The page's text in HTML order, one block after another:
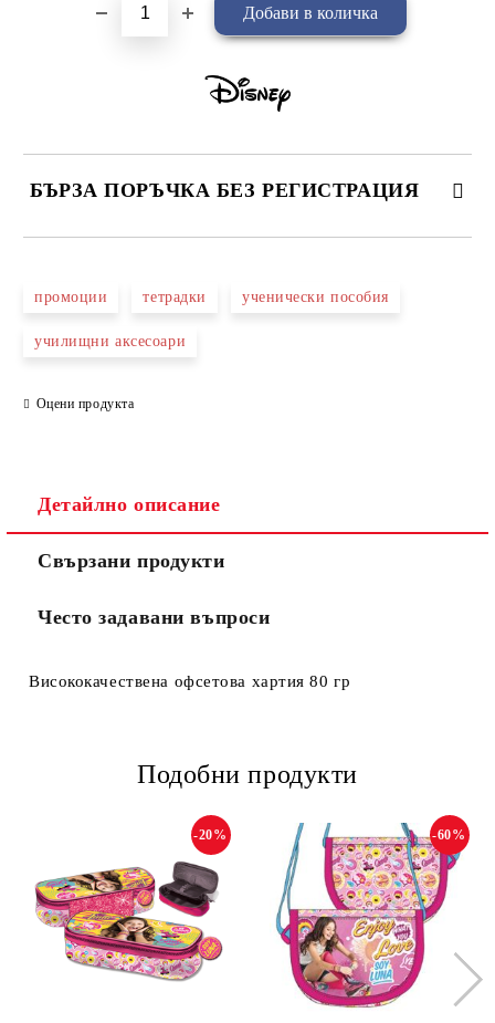
БЪРЗА ПОРЪЧКА БЕЗ РЕГИСТРАЦИЯ
промоции тетрадки ученически пособия
училищни аксесоари
Оцени продукта
Детайлно описание
Свързани продукти
Често задавани въпроси
Висококачествена офсетова хартия 80 гр
Подобни продукти
-20% -60%